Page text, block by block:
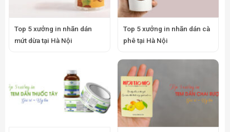
Top 5 xưởng in nhãn dán
mứt dừa tại Hà Nội
Top 5 xưởng in nhãn dán cà
phê tại Hà Nội